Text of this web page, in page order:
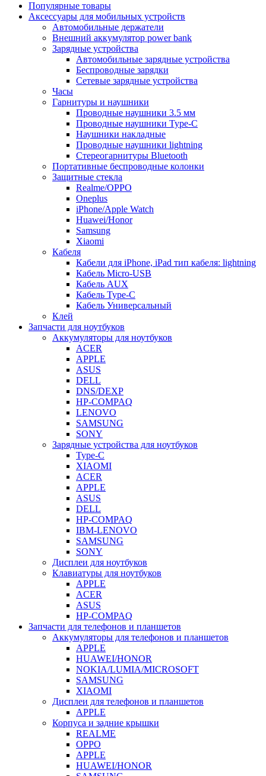
Популярные товары
Аксессуары для мобильных устройств
Автомобильные держатели
Внешний аккумулятор power bank
Зарядные устройства
Автомобильные зарядные устройства
Беспроводные зарядки
Сетевые зарядные устройства
Часы
Гарнитуры и наушники
Проводные наушники 3.5 мм
Проводные наушники Type-C
Наушники накладные
Проводные наушники lightning
Стереогарнитуры Bluetooth
Портативные беспроводные колонки
Защитные стекла
Realme/OPPO
Oneplus
iPhone/Apple Watch
Huawei/Honor
Samsung
Xiaomi
Кабеля
Кабели для iPhone, iPad тип кабеля: lightning
Кабель Micro-USB
Кабель AUX
Кабель Type-C
Кабель Универсальный
Клей
Запчасти для ноутбуков
Аккумуляторы для ноутбуков
ACER
APPLE
ASUS
DELL
DNS/DEXP
HP-COMPAQ
LENOVO
SAMSUNG
SONY
Зарядные устройства для ноутбуков
Type-C
XIAOMI
ACER
APPLE
ASUS
DELL
HP-COMPAQ
IBM-LENOVO
SAMSUNG
SONY
Дисплеи для ноутбуков
Клавиатуры для ноутбуков
APPLE
ACER
ASUS
HP-COMPAQ
Запчасти для телефонов и планшетов
Аккумуляторы для телефонов и планшетов
APPLE
HUAWEI/HONOR
NOKIA/LUMIA/MICROSOFT
SAMSUNG
XIAOMI
Дисплеи для телефонов и планшетов
APPLE
Корпуса и задние крышки
REALME
OPPO
APPLE
HUAWEI/HONOR